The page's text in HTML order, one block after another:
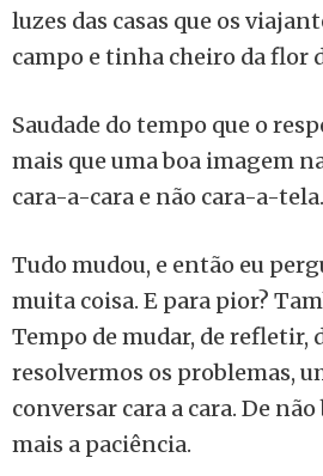
luzes das casas que os
campo e tinha cheiro da flor
Saudade do tempo que o
mais que uma boa imagem
cara-a-cara e não cara-a-tela.
Tudo mudou, e então eu
muita coisa. E para pior?
Tempo de mudar, de refletir,
resolvermos os problemas,
conversar cara a cara. De
mais a paciência.